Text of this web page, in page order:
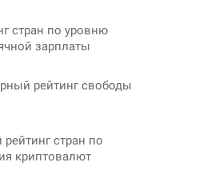
стран по уровню
зарплаты
рейтинг свободы
стран по
криптовалют